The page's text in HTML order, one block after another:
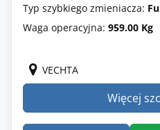
Typ szybkiego zmieniacza:
Waga operacyjna: 959.00 Kg
VECHTA
Więcej